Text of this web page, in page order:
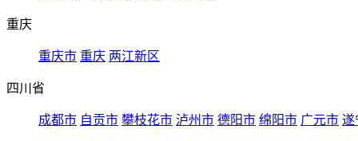
重庆
重庆市 重庆 两江新区
四川省
成都市 自贡市 攀枝花市 泸州市 德阳市 绵阳市 广元市 遂